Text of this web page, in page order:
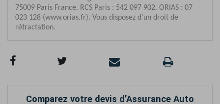
Comparez votre devis d’Assurance Auto